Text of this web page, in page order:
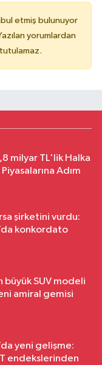
etmiş bulunuyor
yorumlardan
milyar TL'lik Halka
Adım
şirketini vurdu:
konkordato
büyük SUV modeli
amiral gemisi
yeni gelişme:
endekslerinden